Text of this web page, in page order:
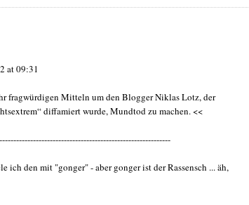
at 09:31
fragwürdigen Mitteln um den Blogger Niklas Lotz, der
diffamiert wurde, Mundtod zu machen. <<
ich den mit "gonger" - aber gonger ist der Rassensch ... äh,